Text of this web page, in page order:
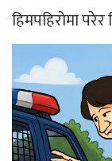
हिमपहिरोमा परेर